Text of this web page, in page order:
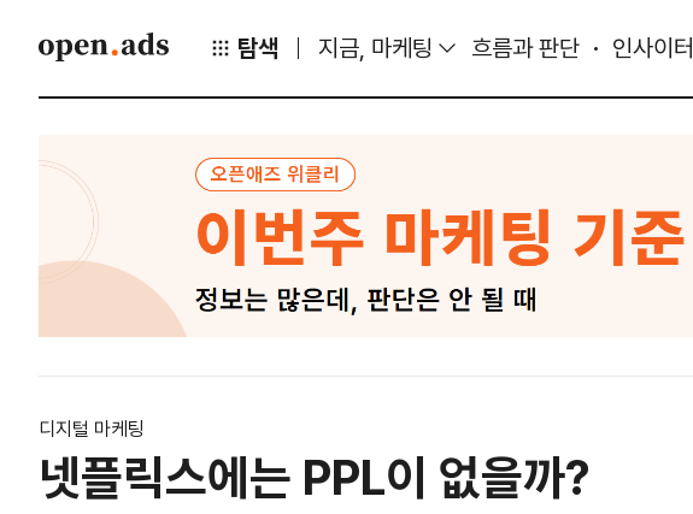
탐색 지금, 마케팅 흐름과 판단 인사이터
디지털 마케팅
넷플릭스에는 PPL이 없을까?